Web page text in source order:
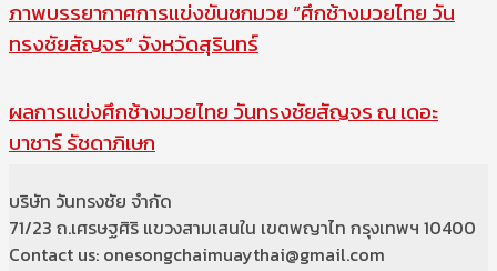
ภาพบรรยากาศการแข่งขันชกมวย “ศึกช้างมวยไทย วัน
ทรงชัยสัญจร” จังหวัดสุรินทร์
ผลการแข่งศึกช้างมวยไทย วันทรงชัยสัญจร ณ เดอะ
บาซาร์ รัชดาภิเษก
บริษัท วันทรงชัย จำกัด
71/23 ถ.เศรษฐศิริ แขวงสามเสนใน เขตพญาไท กรุงเทพฯ 10400
Contact us: onesongchaimuaythai@gmail.com